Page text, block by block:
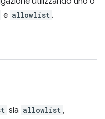
e allowlist .
sia allowlist ,